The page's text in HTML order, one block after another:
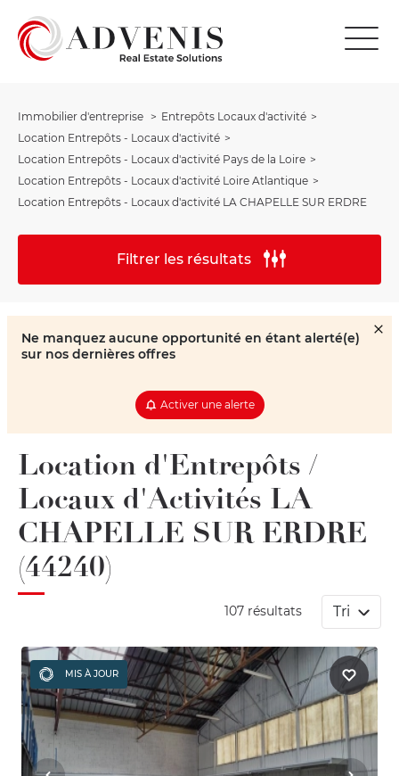
Immobilier d'entreprise
Entrepôts Locaux d'activité
Location Entrepôts - Locaux d'activité
Location Entrepôts - Locaux d'activité Pays de la Loire
Location Entrepôts - Locaux d'activité Loire Atlantique
Location Entrepôts - Locaux d'activité LA CHAPELLE SUR ERDRE
Filtrer les résultats
Ne manquez aucune opportunité en étant alerté(e)
sur nos dernières offres
Activer une alerte
Location d'Entrepôts /
Locaux d'Activités LA
CHAPELLE SUR ERDRE
(44240)
107 résultats Tri
MIS À JOUR